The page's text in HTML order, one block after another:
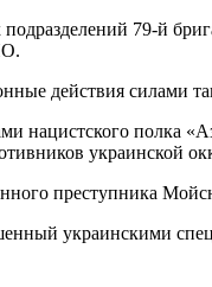
79-й
действия силами
нацистского полка
украинской
преступника
украинскими